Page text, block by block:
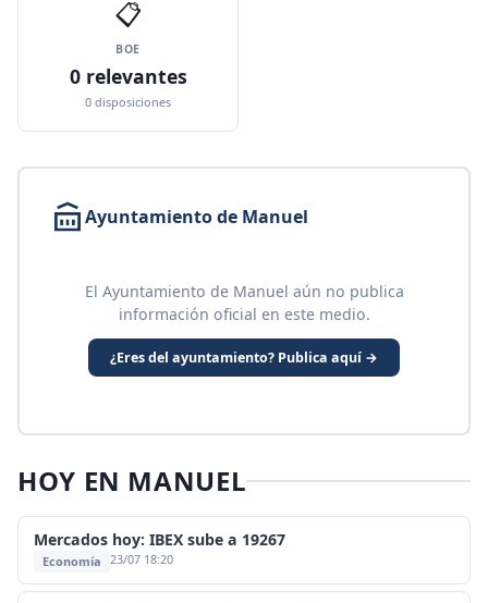
📋
BOE
0 relevantes
0 disposiciones
Ayuntamiento de Manuel
El Ayuntamiento de Manuel aún no publica
información oficial en este medio.
¿Eres del ayuntamiento? Publica aquí →
HOY EN MANUEL
Mercados hoy: IBEX sube a 19267
Economía 23/07 18:20